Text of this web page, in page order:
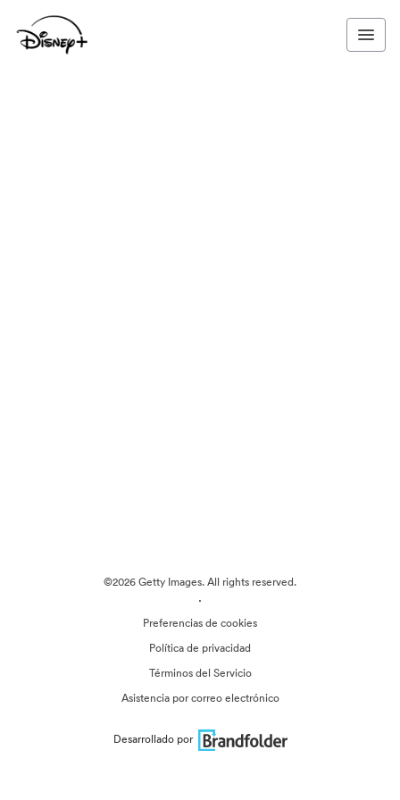
©2026 Getty Images. All rights reserved.
·
Preferencias de cookies
Política de privacidad
Términos del Servicio
Asistencia por correo electrónico
Desarrollado por